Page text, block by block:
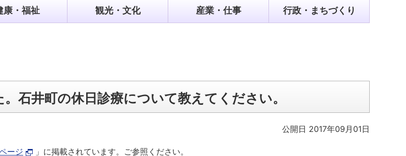
康・福祉 観光・文化 産業・仕事 行政・まちづくり
石井町の休日診療について教えてください。
公開日 2017年09月01日
ージ 」に掲載されています。ご参照ください。